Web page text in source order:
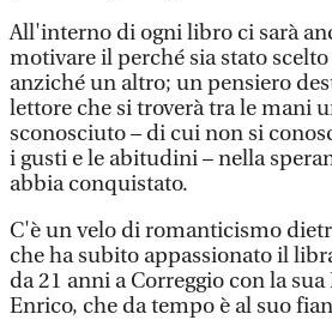
All'interno di ogni libro ci sarà
motivare il perché sia stato
anziché un altro; un pensiero
lettore che si troverà tra le mani
sconosciuto – di cui non si
i gusti e le abitudini – nella
abbia conquistato.
C'è un velo di romanticismo
che ha subito appassionato il
da 21 anni a Correggio con la
Enrico, che da tempo è al suo